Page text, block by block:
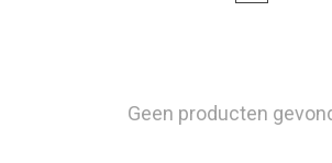
Geen producten